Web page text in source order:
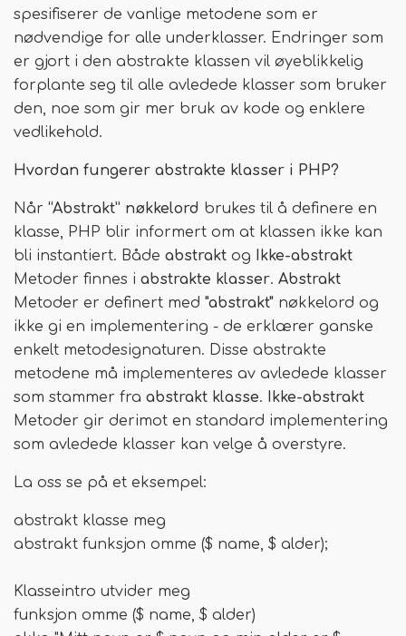
spesifiserer de vanlige metodene som er
nødvendige for alle underklasser. Endringer som
er gjort i den abstrakte klassen vil øyeblikkelig
forplante seg til alle avledede klasser som bruker
den, noe som gir mer bruk av kode og enklere
vedlikehold.
Hvordan fungerer abstrakte klasser i PHP?
Når “Abstrakt” nøkkelord brukes til å definere en
klasse, PHP blir informert om at klassen ikke kan
bli instantiert. Både abstrakt og Ikke-abstrakt
Metoder finnes i abstrakte klasser. Abstrakt
Metoder er definert med "abstrakt" nøkkelord og
ikke gi en implementering - de erklærer ganske
enkelt metodesignaturen. Disse abstrakte
metodene må implementeres av avledede klasser
som stammer fra abstrakt klasse. Ikke-abstrakt
Metoder gir derimot en standard implementering
som avledede klasser kan velge å overstyre.
La oss se på et eksempel:
abstrakt klasse meg
abstrakt funksjon omme ($ name, $ alder);
Klasseintro utvider meg
funksjon omme ($ name, $ alder)